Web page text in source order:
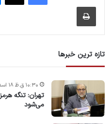
تازه ترین خبرها
تهران: تنگه
می‌شود
۱۰:۳۰ ق.ظ ۱۸ اسد ۱۴۰۵